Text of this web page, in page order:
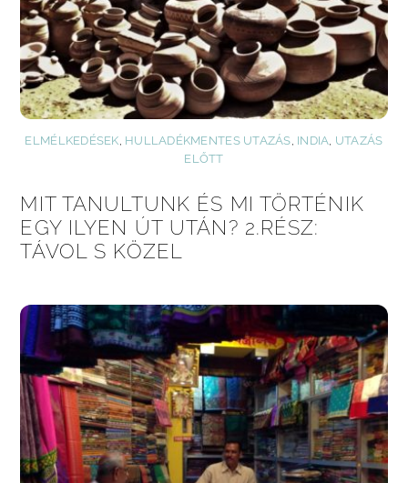
ELMÉLKEDÉSEK HULLADÉKMENTES UTAZÁS INDIA UTAZÁS
ELŐTT
MIT TANULTUNK ÉS MI TÖRTÉNIK
EGY ILYEN ÚT UTÁN? 2.RÉSZ:
TÁVOL S KÖZEL